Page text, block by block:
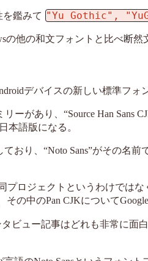
を鑑みて "Yu Gothic",
の他の和文フォントと比べ断然
デバイスの新しい標準フォ
ーがあり、“Source Han Sans
本語版になる。
おり、“Noto Sans”がその名
プロジェクトというわけでは
の中のPan CJKについて
ビュー記事はどれも非常に面